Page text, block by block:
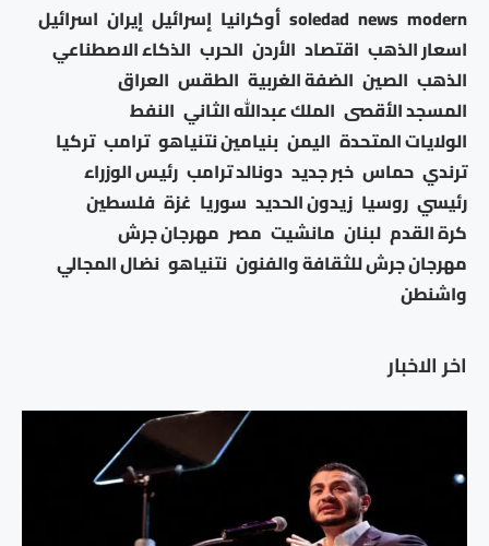
اخر الاخبار
modern
news
soledad أوكرانيا إسرائيل إيران اسرائيل
اسعار الذهب اقتصاد الأردن الحرب الذكاء الاصطناعي
الذهب الصين الضفة الغربية الطقس العراق
المسجد الأقصى الملك عبدالله الثاني النفط
الولايات المتحدة اليمن بنيامين نتنياهو ترامب تركيا
ترندي حماس خبر جديد دونالد ترامب رئيس الوزراء
رئيسي روسيا زيدون الحديد سوريا غزة فلسطين
كرة القدم لبنان مانشيت مصر مهرجان جرش
مهرجان جرش للثقافة والفنون نتنياهو نضال المجالي
واشنطن